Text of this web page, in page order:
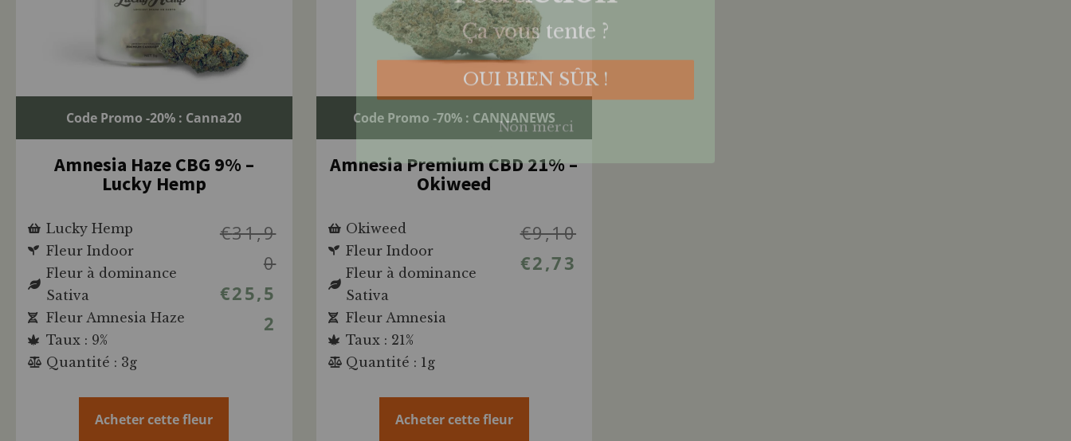
Code Promo -20% : Canna20
Amnesia Haze CBG 9% –
Lucky Hemp
Lucky Hemp
Fleur Indoor
Fleur à dominance
Sativa
Fleur Amnesia Haze
Taux : 9%
Quantité : 3g
€31,9
0
€25,5
2
Acheter cette fleur
Code Promo -70% : CANNANEWS
Amnesia Premium CBD 21% –
Okiweed
Okiweed
Fleur Indoor
Fleur à dominance
Sativa
Fleur Amnesia
Taux : 21%
Quantité : 1g
€9,10
€2,73
Acheter cette fleur
Ça vous tente ?
OUI BIEN SÛR !
Non merci